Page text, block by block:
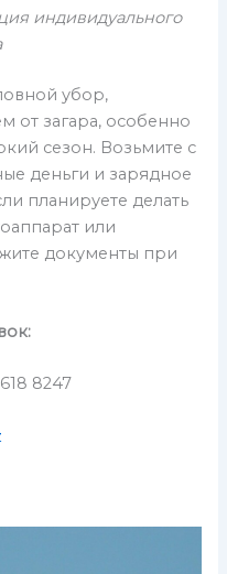
индивидуального
убор,
от загара, особенно
сезон. Возьмите с
деньги и зарядное
планируете делать
или
документы при
8247